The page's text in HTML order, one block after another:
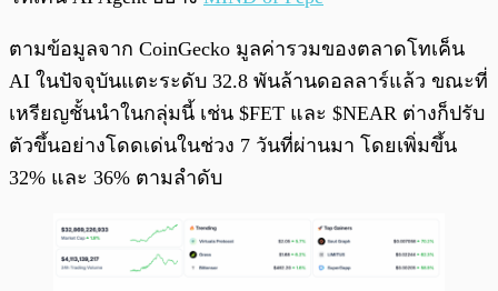
ตามข้อมูลจาก CoinGecko มูลค่ารวมของตลาดโทเค็น
AI ในปัจจุบันแตะระดับ 32.8 พันล้านดอลลาร์แล้ว ขณะที่
เหรียญชั้นนำในกลุ่มนี้ เช่น $FET และ $NEAR ต่างก็ปรับ
ตัวขึ้นอย่างโดดเด่นในช่วง 7 วันที่ผ่านมา โดยเพิ่มขึ้น
32% และ 36% ตามลำดับ